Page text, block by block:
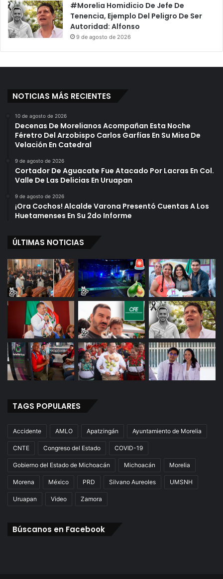
#Morelia Homidicio De Jefe De
Tenencia, Ejemplo Del Peligro De Ser
Autoridad: Alfonso
9 de agosto de 2026
NOTICIAS MÁS RECIENTES
10 de agosto de 2026
Decenas De Morelianos Acompañan Esta Noche
Féretro Del Arzobispo Carlos Garfías En Su Misa De
Velación En Catedral
9 de agosto de 2026
Cortador De Aguacate Fue Atacado Por Lacras En Col.
Valle De Las Delicias En Uruapan
9 de agosto de 2026
¡Ora Cochos! Alcalde Varona Presentó Cuentas A Los
Huetamenses En Su 2do Informe
ÚLTIMAS NOTICIAS
TAGS POPULARES
Accidente AMLO Apatzingán Ayuntamiento de Morelia
CNTE Congreso del Estado COVID-19
Gobierno del Estado de Michoacán Michoacán Morelia
Morena México PRD Silvano Aureoles UMSNH
Uruapan Video Zamora
Búscanos en Facebook